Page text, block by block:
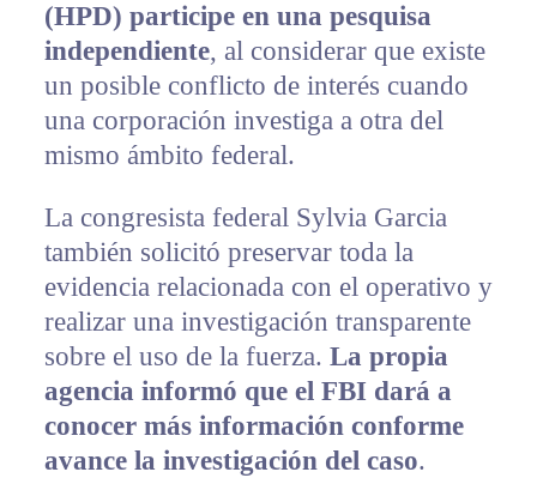
(HPD) participe en una pesquisa
independiente, al considerar que existe
un posible conflicto de interés cuando
una corporación investiga a otra del
mismo ámbito federal.
La congresista federal Sylvia Garcia
también solicitó preservar toda la
evidencia relacionada con el operativo y
realizar una investigación transparente
sobre el uso de la fuerza. La propia
agencia informó que el FBI dará a
conocer más información conforme
avance la investigación del caso.